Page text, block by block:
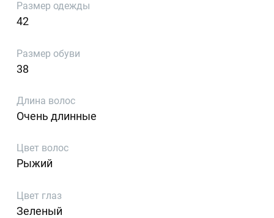
Размер одежды
42
Размер обуви
38
Длина волос
Очень длинные
Цвет волос
Рыжий
Цвет глаз
Зеленый